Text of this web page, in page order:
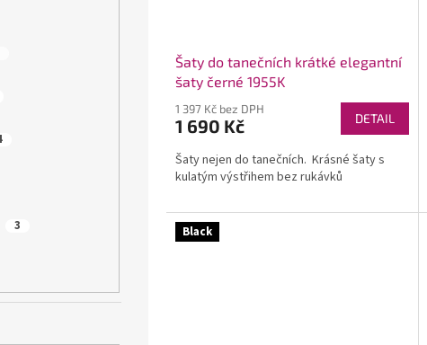
3
Šaty do tanečních krátké elegantní
šaty černé 1955K
1 397 Kč bez DPH
1 690 Kč DETAIL
Šaty nejen do tanečních. Krásné šaty s
kulatým výstřihem bez rukávků
Black